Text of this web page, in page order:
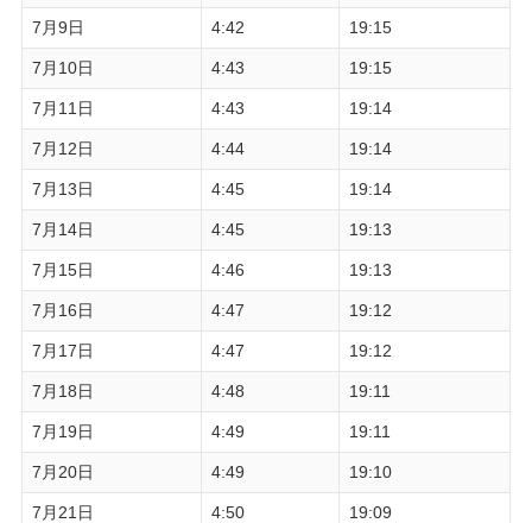
7月9日 4:42 19:15
7月10日 4:43 19:15
7月11日 4:43 19:14
7月12日 4:44 19:14
7月13日 4:45 19:14
7月14日 4:45 19:13
7月15日 4:46 19:13
7月16日 4:47 19:12
7月17日 4:47 19:12
7月18日 4:48 19:11
7月19日 4:49 19:11
7月20日 4:49 19:10
7月21日 4:50 19:09